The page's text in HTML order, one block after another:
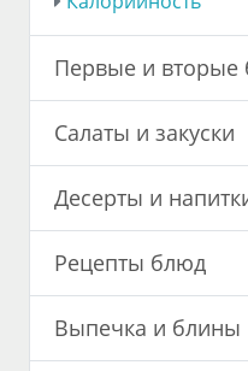
Первые и вторые
Салаты и закуски
Десерты и
Рецепты блюд
Выпечка и блины